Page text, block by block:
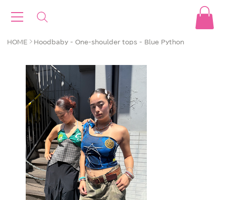
HOME > Hoodbaby - One-shoulder tops - Blue Python